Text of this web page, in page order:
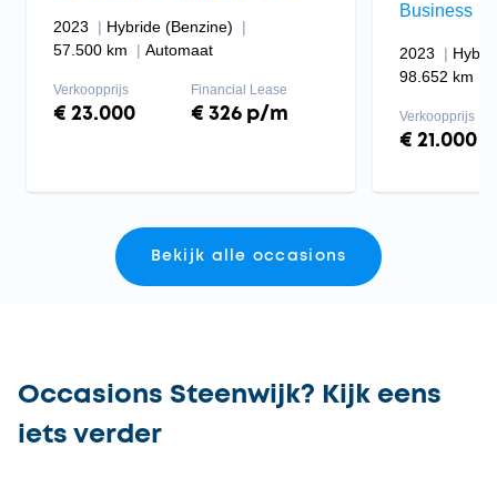
2023
Hybride (Benzine)
57.500 km
Automaat
Verkoopprijs
€ 23.000
Financial Lease
€ 326 p/m
Business
2023
98.652 km
Verkoopprijs
€ 21.000
Bekijk alle occasions
Occasions Steenwijk? Kijk eens
iets verder